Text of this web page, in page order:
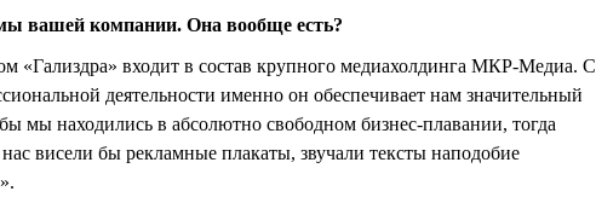
вашей компании. Она вообще есть?
«Гализдра» входит в состав крупного медиахолдинга МКР-Медиа. С
деятельности именно он обеспечивает нам значительный
мы находились в абсолютно свободном бизнес-плавании, тогда
висели бы рекламные плакаты, звучали тексты наподобие